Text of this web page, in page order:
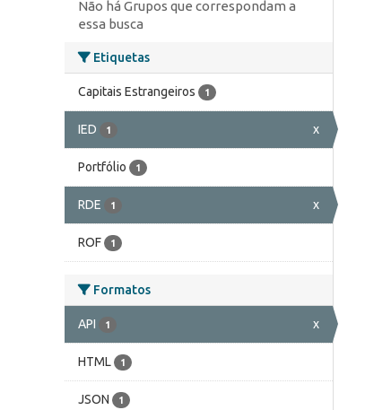
Não há Grupos que correspondam a
essa busca
Etiquetas
Capitais Estrangeiros 1
IED 1 x
Portfólio 1
RDE 1 x
ROF 1
Formatos
API 1 x
HTML 1
JSON 1